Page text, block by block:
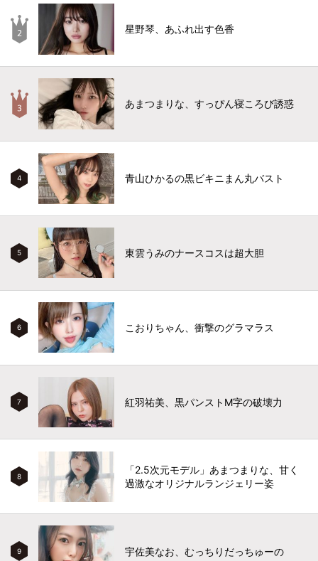
星野琴、あふれ出す色香
あまつまりな、すっぴん寝ころび誘惑
4 青山ひかるの黒ビキニまん丸バスト
5 東雲うみのナースコスは超大胆
6 こおりちゃん、衝撃のグラマラス
7 紅羽祐美、黒パンストM字の破壊力
8
「2.5次元モデル」あまつまりな、甘く
過激なオリジナルランジェリー姿
9 宇佐美なお、むっちりだっちゅーの